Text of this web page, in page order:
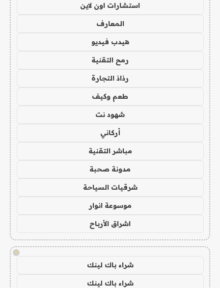
استشارات اون لاين
المعارف
هيدب فيديو
رمح التقنية
رذاذ التجارة
طعم وكيف
شهود نت
أركاني
مباشر التقنية
مدونة صحبة
شرقيات السياحة
موسوعة انوار
اشراق الأرباح
!
شراء باك لينك
شراء باك لينك